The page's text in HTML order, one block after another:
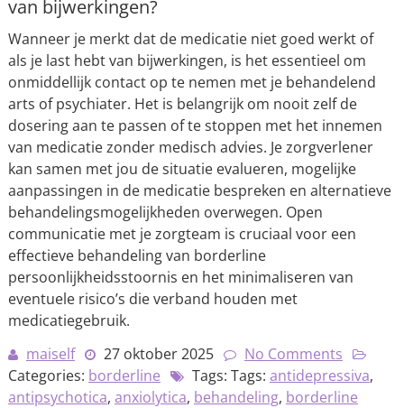
van bijwerkingen?
Wanneer je merkt dat de medicatie niet goed werkt of
als je last hebt van bijwerkingen, is het essentieel om
onmiddellijk contact op te nemen met je behandelend
arts of psychiater. Het is belangrijk om nooit zelf de
dosering aan te passen of te stoppen met het innemen
van medicatie zonder medisch advies. Je zorgverlener
kan samen met jou de situatie evalueren, mogelijke
aanpassingen in de medicatie bespreken en alternatieve
behandelingsmogelijkheden overwegen. Open
communicatie met je zorgteam is cruciaal voor een
effectieve behandeling van borderline
persoonlijkheidsstoornis en het minimaliseren van
eventuele risico’s die verband houden met
medicatiegebruik.
maiself
27 oktober 2025
No Comments
Categories: borderline Tags: Tags: antidepressiva,
antipsychotica, anxiolytica, behandeling, borderline